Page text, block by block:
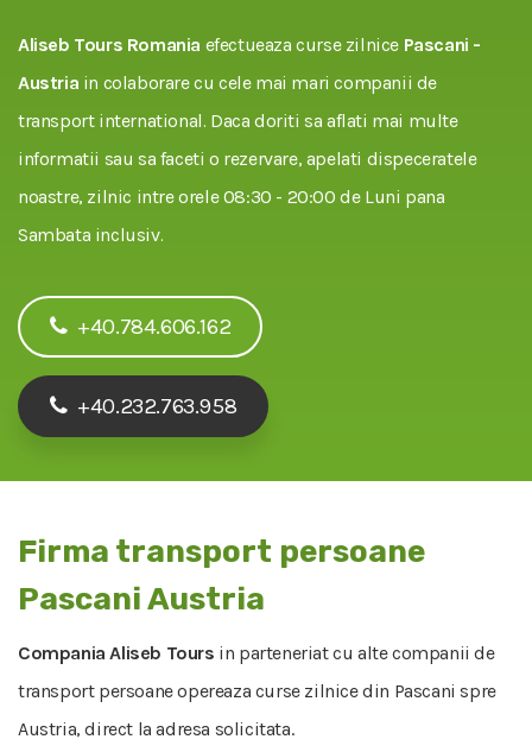
Aliseb Tours Romania efectueaza curse zilnice Pascani -
Austria in colaborare cu cele mai mari companii de
transport international. Daca doriti sa aflati mai multe
informatii sau sa faceti o rezervare, apelati dispeceratele
noastre, zilnic intre orele 08:30 - 20:00 de Luni pana
Sambata inclusiv.
+40.784.606.162
+40.232.763.958
Firma transport persoane
Pascani Austria
Compania Aliseb Tours in parteneriat cu alte companii de
transport persoane opereaza curse zilnice din Pascani spre
Austria, direct la adresa solicitata.